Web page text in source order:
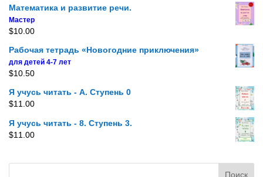
Математика и развитие речи.
Мастер
$10.00
Рабочая тетрадь «Новогодние приключения»
для детей 4-7 лет
$10.50
Я учусь читать - A. Ступень 0
$11.00
Я учусь читать - 8. Ступень 3.
$11.00